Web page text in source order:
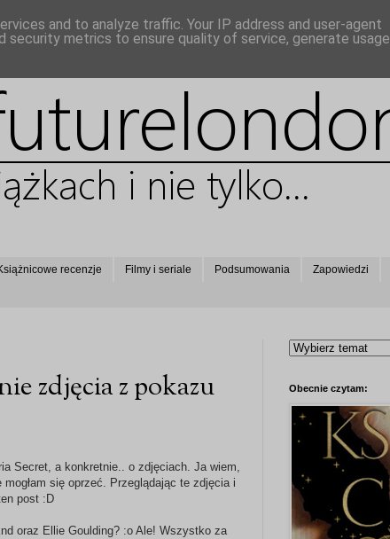
recenzje Filmy i seriale Podsumowania Zapowiedzi
zdjęcia z pokazu
Secret, a konkretnie.. o zdjęciach. Ja wiem,
się oprzeć. Przeglądając te zdjęcia i
post :D
oraz Ellie Goulding? :o Ale! Wszystko za
Obecnie czytam:
and to analyze traffic. Your IP address and user-agent
security metrics to ensure quality of service, generate usage